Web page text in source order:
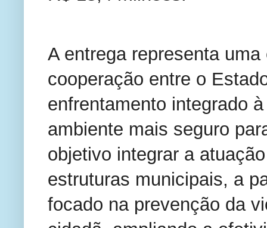
A entrega representa
cooperação entre o
enfrentamento integrado
ambiente mais seguro
objetivo integrar a
estruturas municipais, a
focado na prevenção da